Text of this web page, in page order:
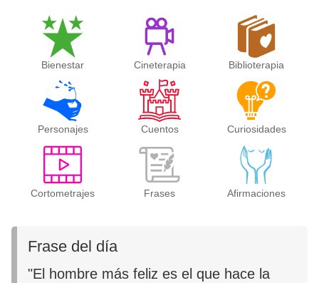
Bienestar Cineterapia Biblioterapia
Personajes Cuentos Curiosidades
Cortometrajes Frases Afirmaciones
Frase del día
"El hombre más feliz es el que hace la